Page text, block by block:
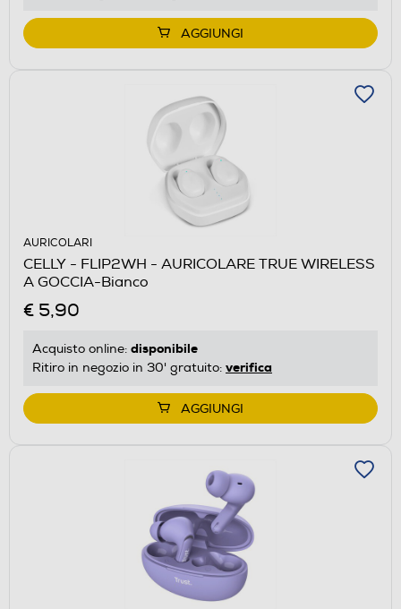
AGGIUNGI
AURICOLARI
CELLY - FLIP2WH - AURICOLARE TRUE WIRELESS
A GOCCIA-Bianco
€ 5,90
Acquisto online: disponibile
Ritiro in negozio in 30' gratuito: verifica
AGGIUNGI